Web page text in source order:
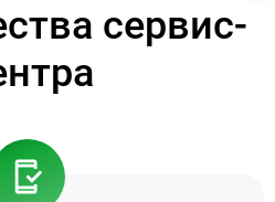
сервис-